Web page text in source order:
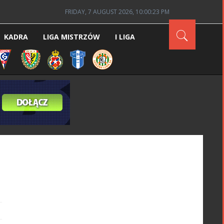
FRIDAY, 7 AUGUST 2026, 10:00:24 PM
KADRA LIGA MISTRZÓW I LIGA